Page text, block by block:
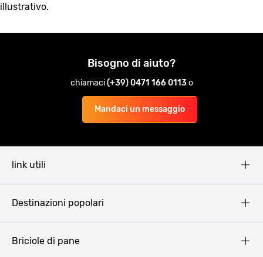
illustrativo.
Bisogno di aiuto?
chiamaci(+39) 0471 166 0113o
Mandaci un messaggio
link utili
Destinazioni popolari
Briciole di pane